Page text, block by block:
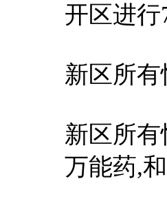
开区进
新区所
新区所
万能药,